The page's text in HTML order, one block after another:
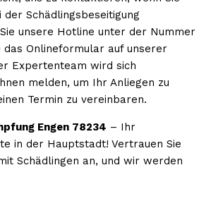
Schädlingsbeseitigung
unsere Hotline unter der Nummer
das Onlineformular auf unserer
Expertenteam wird sich
melden, um Ihr Anliegen zu
Termin zu vereinbaren.
Engen 78234 – Ihr
in der Hauptstadt! Vertrauen Sie
Schädlingen an, und wir werden